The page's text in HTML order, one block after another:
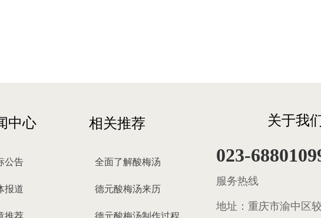
公告
报道
推荐
中心 关于我
023-
服务热线
地址： 重庆市渝中区
相关推荐
全面了解酸梅汤
德元酸梅汤来历
德元酸梅汤制作过程